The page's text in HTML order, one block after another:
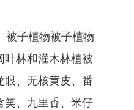
被子植物被子植物
叶林和灌木林植被
眼、无核黄皮、番
笑、九里香、米仔